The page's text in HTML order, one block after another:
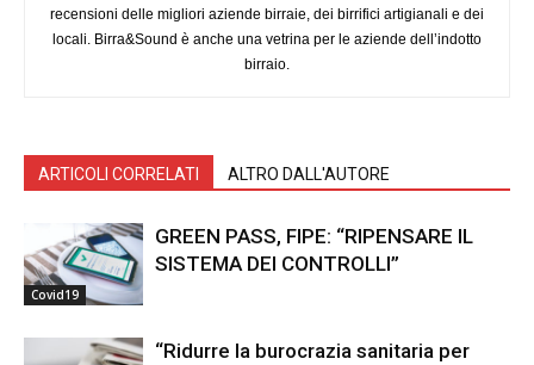
recensioni delle migliori aziende birraie, dei birrifici artigianali e dei
locali. Birra&Sound è anche una vetrina per le aziende dell’indotto
birraio.
ARTICOLI CORRELATI ALTRO DALL'AUTORE
Covid19
GREEN PASS, FIPE: “RIPENSARE IL
SISTEMA DEI CONTROLLI”
“Ridurre la burocrazia sanitaria per